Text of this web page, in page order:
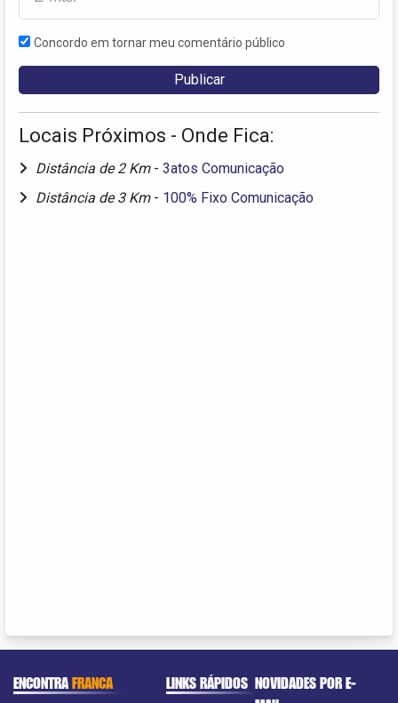
Concordo em tornar meu comentário público
Locais Próximos - Onde Fica:
Distância de 2 Km - 3atos Comunicação
Distância de 3 Km - 100% Fixo Comunicação
ENCONTRAFRANCA LINKS RÁPIDOS NOVIDADES POR E-